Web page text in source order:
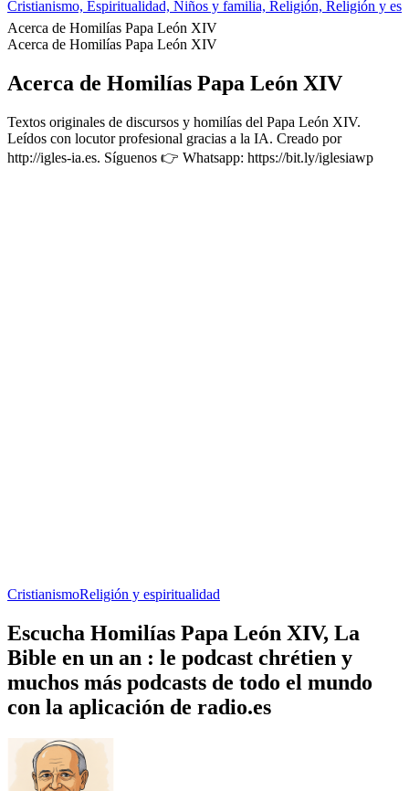
Cristianismo, Espiritualidad, Niños y familia, Religión, Religión y
Acerca de Homilías Papa León XIV
Acerca de Homilías Papa León XIV
Acerca de Homilías Papa León XIV
Textos originales de discursos y homilías del Papa León XIV.
Leídos con locutor profesional gracias a la IA. Creado por
http://igles-ia.es. Síguenos 👉 Whatsapp: https://bit.ly/iglesiawp
CristianismoReligión y espiritualidad
Escucha Homilías Papa León XIV, La
Bible en un an : le podcast chrétien y
muchos más podcasts de todo el mundo
con la aplicación de radio.es